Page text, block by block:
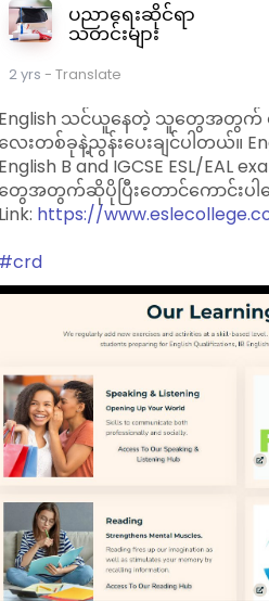
Brezze Garden
ဆက်သွယ်ရန်ဖုန်းနံပါတ်
☎️09891187124
ပညာရေးဆိုင်ရာ
သတင်းများ
2 yrs - Translate
သင်ယူနေတဲ့ သူတွေအတွ
ေးတစ်ခုနဲ့ညွန်းပေးချင်ပါတယ်။
B and IGCSE ESL/EAL
ေအတွက်ဆိုပိုပြီးတောင်ကောင်းပ
https://